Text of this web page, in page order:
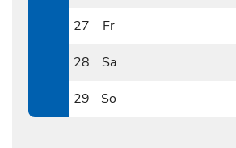
27
Fr
28
Sa
29
So